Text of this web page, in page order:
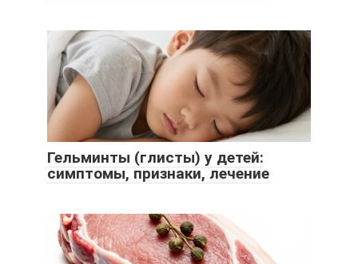
Гельминты (глисты) у детей:
симптомы, признаки, лечение